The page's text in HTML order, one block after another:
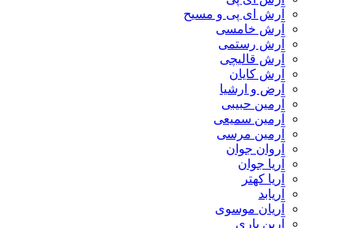
آرش ای پی و مسیح
آرش خامسی
آرش رستمی
آرش قالیچی
آرش کایان
​آرض و ارشیا
آرمین حبیبی
آرمین سمیعی
آرمین مرسی
آروان جوان
آریا جوان
آریا کهتر
آریابد
آریان موسوی
آرین یاری